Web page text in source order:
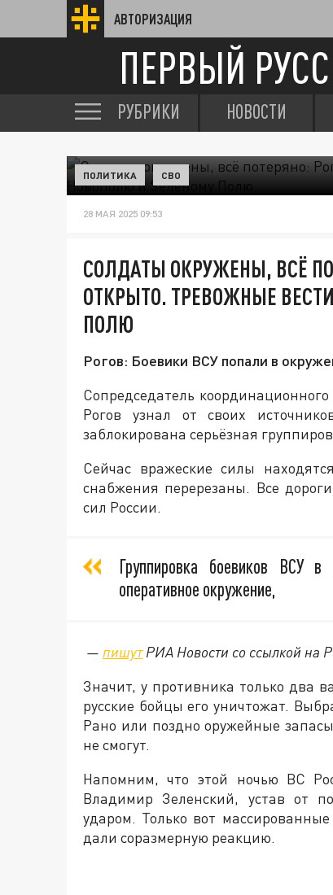
АВТОРИЗАЦИЯ
ПЕРВЫЙ
РУБРИКИ НОВОСТИ
ПОЛИТИКА СВО
28 МАЯ 2025 09:53
СОЛДАТЫ ОКРУЖЕНЫ, ВСЁ
ОТКРЫТО. ТРЕВОЖНЫЕ
ПОЛЮ
Рогов: Боевики ВСУ попали в
Сопредседатель
Рогов узнал от своих
заблокирована серьёзная
Сейчас вражеские силы
снабжения перерезаны. Все
сил России.
Группировка боевиков ВСУ
оперативное окружение,
— пишутРИА Новости со ссылкой на
Значит, у противника только два
русские бойцы его уничтожат.
Рано или поздно оружейные
не смогут.
Напомним, что этой ночью ВС
Владимир Зеленский, устав от
ударом. Только вот
дали соразмерную реакцию.